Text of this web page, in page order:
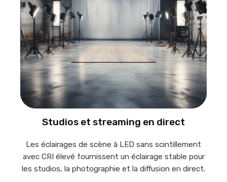
Studios et streaming en direct
Les éclairages de scène à LED sans scintillement
avec CRI élevé fournissent un éclairage stable pour
les studios, la photographie et la diffusion en direct.